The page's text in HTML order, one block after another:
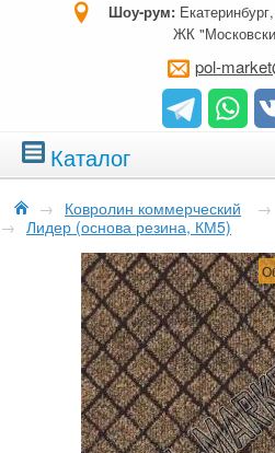
Шоу-рум:
ЖК
pol-
Каталог
→ Ковролин коммерческий →
→ Лидер (основа резина, КМ5)